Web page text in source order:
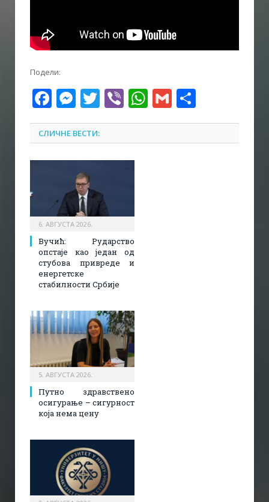
Подели:
Facebook
Messenger
Twitter
ViberWhatsApp
Gmail
СЛИЧНЕ ВЕСТИ:
6. АВГУСТА 2026.
Вучић: Рударство
опстаје као један од
стубова привреде и
енергетске
стабилности Србије
5. АВГУСТА 2026.
Путно здравствено
осигурање – сигурност
која нема цену